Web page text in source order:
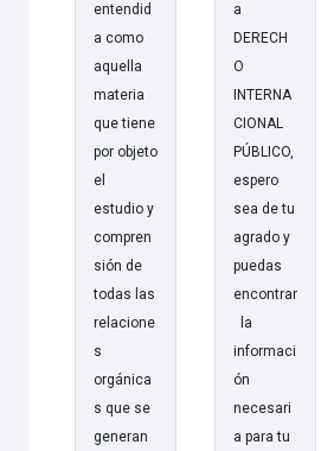
entendid
a como
aquella
materia
que tiene
por objeto
el
estudio y
compren
sión de
todas las
relacione
s
orgánica
s que se
generan
a
DERECH
O
INTERNA
CIONAL
PÚBLICO,
espero
sea de tu
agrado y
puedas
encontrar
la
informaci
ón
necesari
a para tu